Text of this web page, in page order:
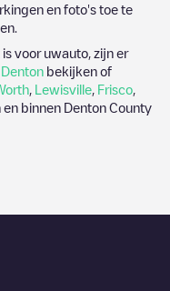
en foto's toe te
voor uwauto, zijn er
Denton bekijken of
Lewisville Frisco
en binnen Denton County